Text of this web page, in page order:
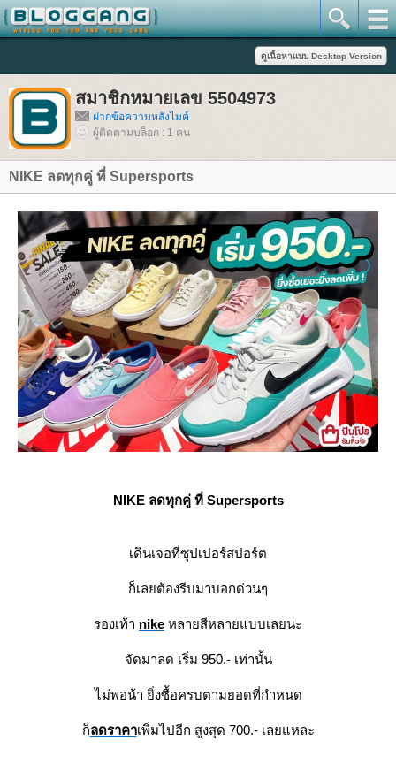
สมาชิกหมายเลข 5504973
ฝากข้อความหลังไมค์
ผู้ติดตามบล็อก : 1 คน
NIKE ลดทุกคู่ ที่ Supersports
NIKE ลดทุกคู่ ที่ Supersports
เดินเจอที่ซุปเปอร์สปอร์ต
ก็เลยต้องรีบมาบอกด่วนๆ
รองเท้า nike หลายสีหลายแบบเลยนะ
จัดมาลด เริ่ม 950.- เท่านั้น
ไม่พอน้า ยิ่งซื้อครบตามยอดที่กำหนด
ก็ลดราคาเพิ่มไปอีก สูงสุด 700.- เลยแหละ